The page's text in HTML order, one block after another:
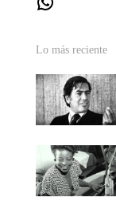
Lo más reciente